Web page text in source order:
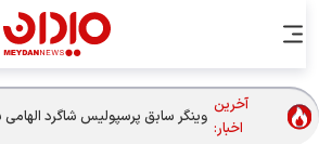
آخرین
اخبار:
وینگر سابق پرسپولیس شاگرد الهامی